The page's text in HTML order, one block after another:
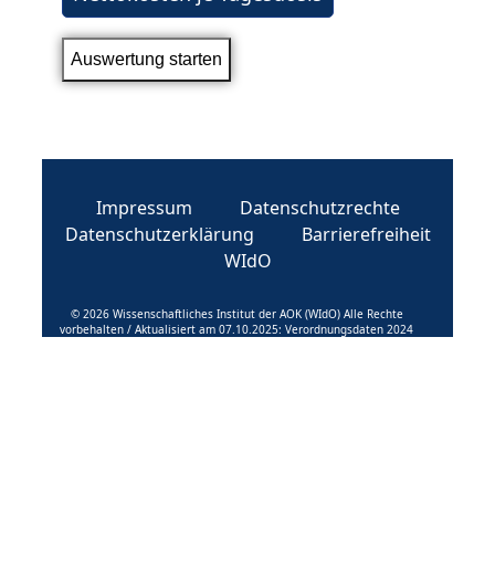
Impressum
Datenschutzrechte
Datenschutzerklärung
Barrierefreiheit
WIdO
© 2026 Wissenschaftliches Institut der AOK (WIdO) Alle Rechte
vorbehalten / Aktualisiert am 07.10.2025: Verordnungsdaten 2024